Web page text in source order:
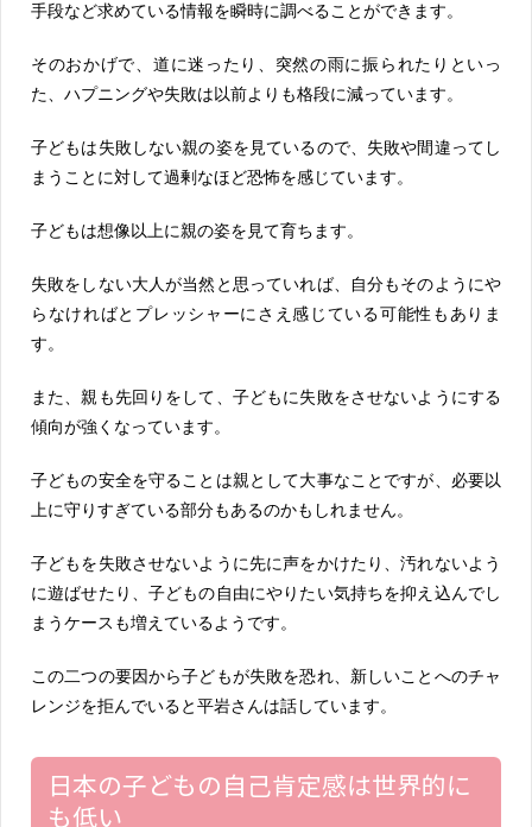
手段など求めている情報を瞬時に調べることができます。
そのおかげで、道に迷ったり、突然の雨に振られたりといっ
た、ハプニングや失敗は以前よりも格段に減っています。
子どもは失敗しない親の姿を見ているので、失敗や間違ってし
まうことに対して過剰なほど恐怖を感じています。
子どもは想像以上に親の姿を見て育ちます。
失敗をしない大人が当然と思っていれば、自分もそのようにや
らなければとプレッシャーにさえ感じている可能性もありま
す。
また、親も先回りをして、子どもに失敗をさせないようにする
傾向が強くなっています。
子どもの安全を守ることは親として大事なことですが、必要以
上に守りすぎている部分もあるのかもしれません。
子どもを失敗させないように先に声をかけたり、汚れないよう
に遊ばせたり、子どもの自由にやりたい気持ちを抑え込んでし
まうケースも増えているようです。
この二つの要因から子どもが失敗を恐れ、新しいことへのチャ
レンジを拒んでいると平岩さんは話しています。
日本の子どもの自己肯定感は世界的に
も低い